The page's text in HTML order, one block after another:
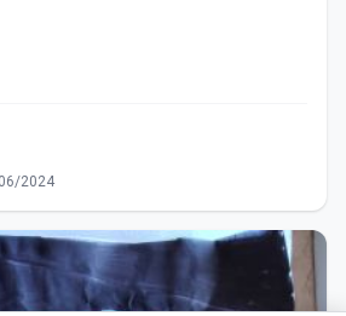
09.06.2026 | 06/2024